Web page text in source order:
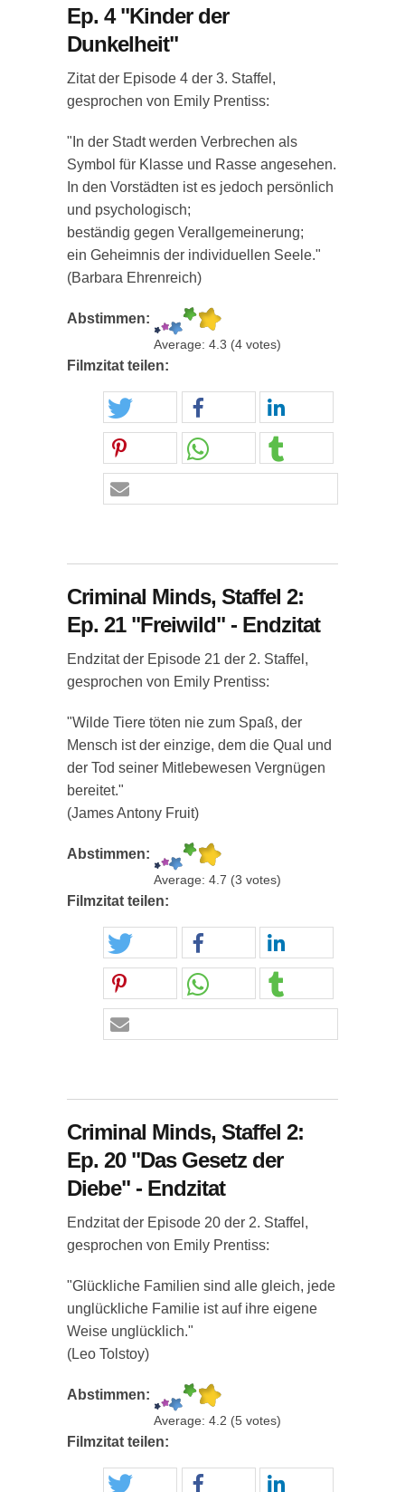
Ep. 4 "Kinder der
Dunkelheit"
Zitat der Episode 4 der 3. Staffel,
gesprochen von Emily Prentiss:
"In der Stadt werden Verbrechen als
Symbol für Klasse und Rasse angesehen.
In den Vorstädten ist es jedoch persönlich
und psychologisch;
beständig gegen Verallgemeinerung;
ein Geheimnis der individuellen Seele."
(Barbara Ehrenreich)
Abstimmen:
Average: 4.3 (4 votes)
Filmzitat teilen:
Criminal Minds, Staffel 2:
Ep. 21 "Freiwild" - Endzitat
Endzitat der Episode 21 der 2. Staffel,
gesprochen von Emily Prentiss:
"Wilde Tiere töten nie zum Spaß, der
Mensch ist der einzige, dem die Qual und
der Tod seiner Mitlebewesen Vergnügen
bereitet."
(James Antony Fruit)
Abstimmen:
Average: 4.7 (3 votes)
Filmzitat teilen:
Criminal Minds, Staffel 2:
Ep. 20 "Das Gesetz der
Diebe" - Endzitat
Endzitat der Episode 20 der 2. Staffel,
gesprochen von Emily Prentiss:
"Glückliche Familien sind alle gleich, jede
unglückliche Familie ist auf ihre eigene
Weise unglücklich."
(Leo Tolstoy)
Abstimmen:
Average: 4.2 (5 votes)
Filmzitat teilen: